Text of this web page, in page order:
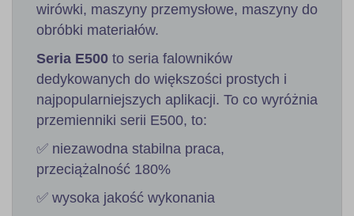
wirówki, maszyny przemysłowe, maszyny do
obróbki materiałów.
Seria Е500 to seria falowników
dedykowanych do większości prostych i
najpopularniejszych aplikacji. To co wyróżnia
przemienniki serii E500, to:
✅ niezawodna stabilna praca,
przeciążalność 180%
✅ wysoka jakość wykonania